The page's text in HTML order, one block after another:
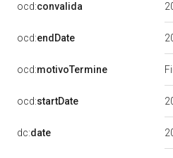
ocd:convalida
ocd:endDate
ocd:motivoTermine
ocd:startDate
dc:date